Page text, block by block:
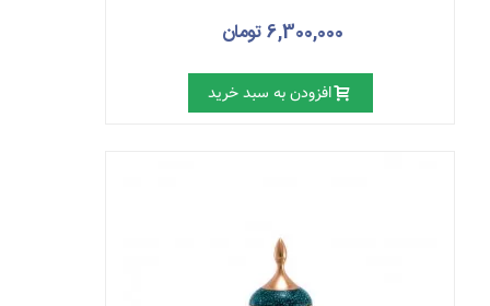
6,300,000 تومان
افزودن به سبد خرید